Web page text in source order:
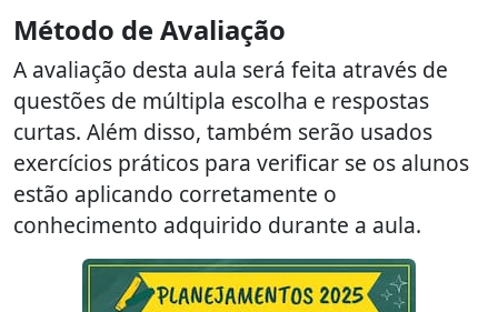
Método de Avaliação
A avaliação desta aula será feita através de
questões de múltipla escolha e respostas
curtas. Além disso, também serão usados
exercícios práticos para verificar se os alunos
estão aplicando corretamente o
conhecimento adquirido durante a aula.